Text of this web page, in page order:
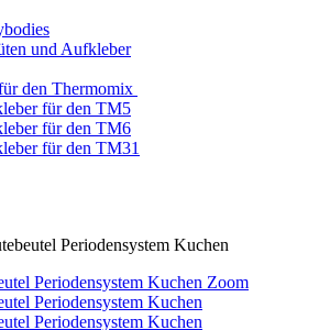
und Aufkleber
den Thermomix
für den TM5
für den TM6
für den TM31
Periodensystem Kuchen
Zoom